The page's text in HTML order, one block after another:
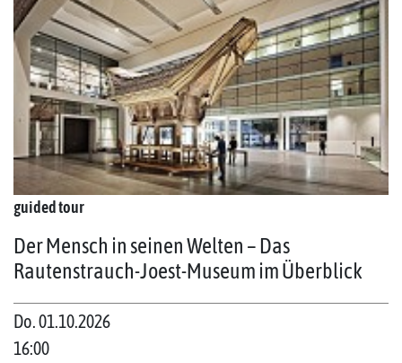
guided tour
Der Mensch in seinen Welten – Das
Rautenstrauch-Joest-Museum im Überblick
Do. 01.10.2026
16:00